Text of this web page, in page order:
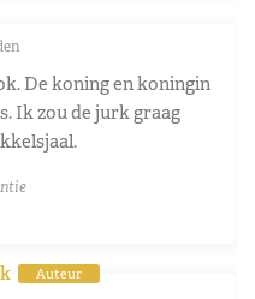
De koning en koningin
Ik zou de jurk graag
Auteur